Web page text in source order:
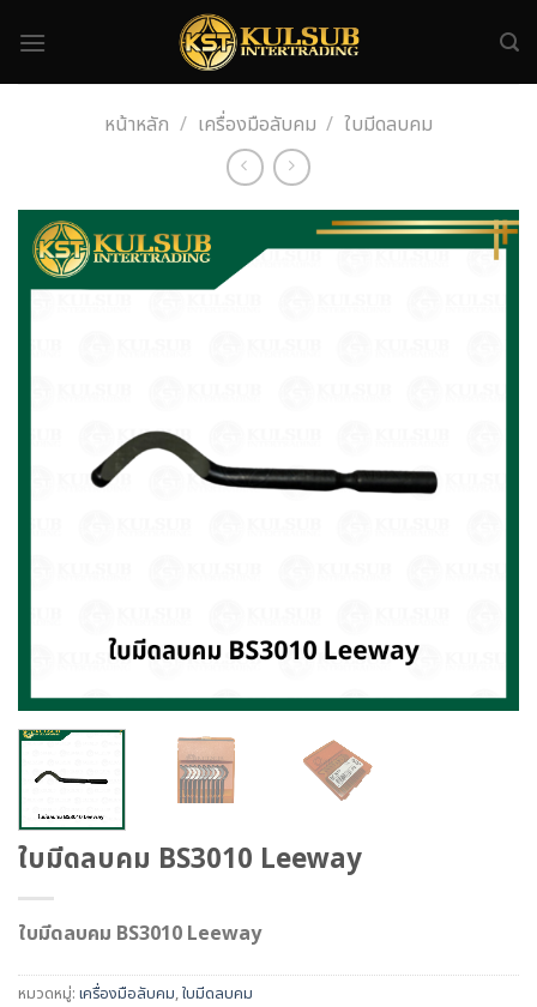
หน้าหลัก / เครื่องมือลับคม / ใบมีดลบคม
ใบมีดลบคม BS3010 Leeway
ใบมีดลบคม BS3010 Leeway
หมวดหมู่: เครื่องมือลับคม,ใบมีดลบคม